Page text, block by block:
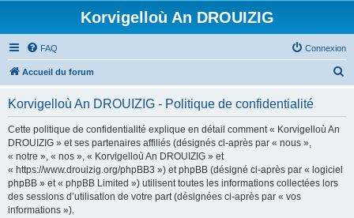
Korvigelloù An DROUIZIG
FAQ Connexion
Accueil du forum
Korvigelloù An DROUIZIG - Politique de confidentialité
Cette politique de confidentialité explique en détail comment « Korvigelloù An
DROUIZIG » et ses partenaires affiliés (désignés ci-après par « nous »,
« notre », « nos », « Korvigelloù An DROUIZIG » et
« https://www.drouizig.org/phpBB3 ») et phpBB (désigné ci-après par « logiciel
phpBB » et « phpBB Limited ») utilisent toutes les informations collectées lors
des sessions d’utilisation de votre part (désignées ci-après par « vos
informations »).